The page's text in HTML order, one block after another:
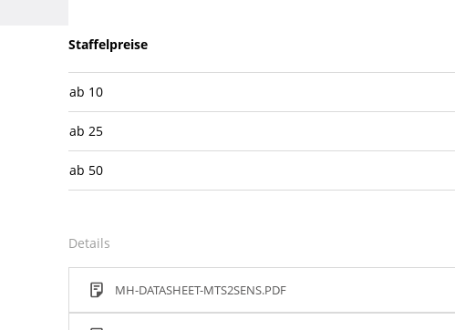
Staffelpreise
ab 10
ab 25
ab 50
Details
MH-DATASHEET-MTS2SENS.PDF